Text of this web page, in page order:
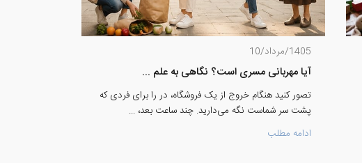
1405/مرداد/10
آیا مهربانی مسری است؟ نگاهی به علم ...
تصور کنید هنگام خروج از یک فروشگاه، در را برای فردی که
پشت سر شماست نگه می‌دارید. چند ساعت بعد، ...
ادامه مطلب